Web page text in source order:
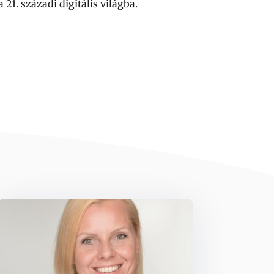
21. századi digitális világba.